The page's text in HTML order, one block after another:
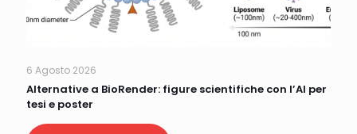
6 Agosto 2026
Alternative a BioRender: figure scientifiche con l’AI per
tesi e poster